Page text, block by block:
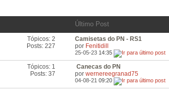
Último Post
RSS
Tópicos: 2
Posts: 227
Camisetas do PN - RS1
por Fenitidill
25-05-23 14:35
RSS
Tópicos: 1
Posts: 37
Canecas do PN
por wernereegranad75
04-08-21 09:20